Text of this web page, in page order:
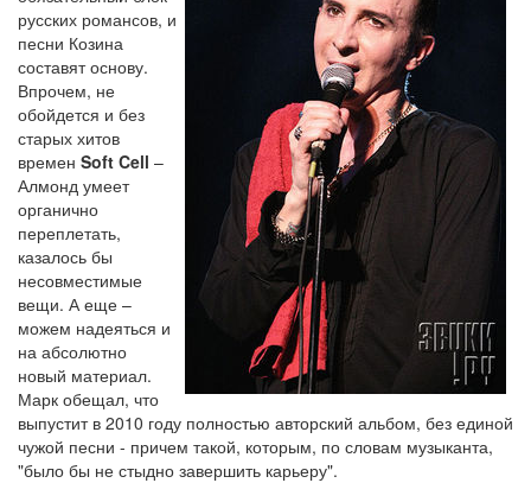
русских романсов, и
песни Козина
составят основу.
Впрочем, не
обойдется и без
старых хитов
времен Soft Cell –
Алмонд умеет
органично
переплетать,
казалось бы
несовместимые
вещи. А еще –
можем надеяться и
на абсолютно
новый материал.
Марк обещал, что
выпустит в 2010 году полностью авторский альбом, без единой
чужой песни - причем такой, которым, по словам музыканта,
"было бы не стыдно завершить карьеру".